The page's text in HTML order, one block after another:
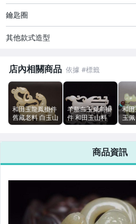
偶像、球員卡與郵幣
鑰匙圈
其他款式造型
店內相關商品
和田玉龍鳳掛件
舊藏老料 白玉山
料 7.3x5.1cm
羊脂白玉鳳鳥掛
件 和田玉山料
把玩古玉 10cm
和
玉
白
商品資訊